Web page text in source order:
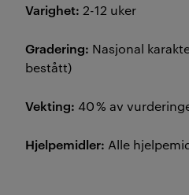
Varighet: 2-12 uker
Gradering: Nasjonal
bestått)
Vekting: 40 % av
Hjelpemidler: Alle